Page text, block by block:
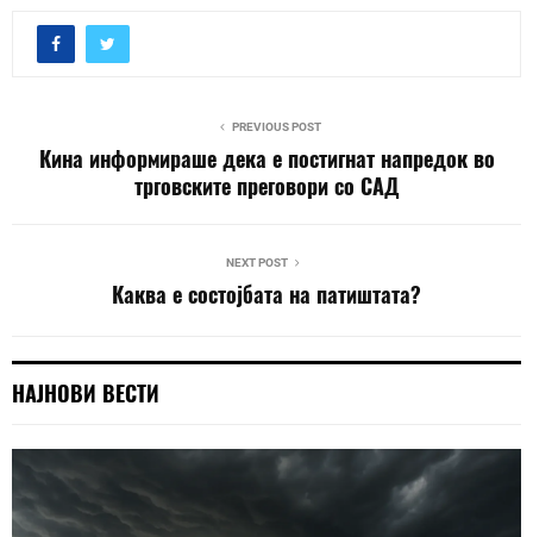
PREVIOUS POST
Кина информираше дека е постигнат напредок во
трговските преговори со САД
NEXT POST
Каква е состојбата на патиштата?
НАЈНОВИ ВЕСТИ